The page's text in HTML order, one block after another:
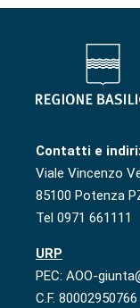
Contatti e
Viale Vincenzo
85100 Potenza
Tel 0971 661111
URP
PEC: AOO-
C.F. 80002950766